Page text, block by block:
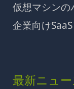
仮想マシン
企業向け
最新ニュー